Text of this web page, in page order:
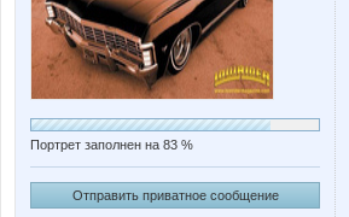
Портрет заполнен на 83 %
Отправить приватное сообщение